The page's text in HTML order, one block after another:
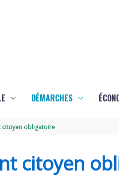
DÉMARCHES
citoyen obligatoire
citoyen